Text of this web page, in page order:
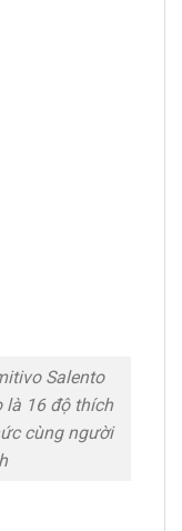
Salento
là 16 độ thích
cùng người